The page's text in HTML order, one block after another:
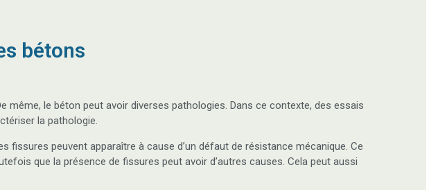
bétons
le béton peut avoir diverses pathologies. Dans ce contexte, des essais
la pathologie.
peuvent apparaître à cause d’un défaut de résistance mécanique. Ce
que la présence de fissures peut avoir d’autres causes. Cela peut aussi